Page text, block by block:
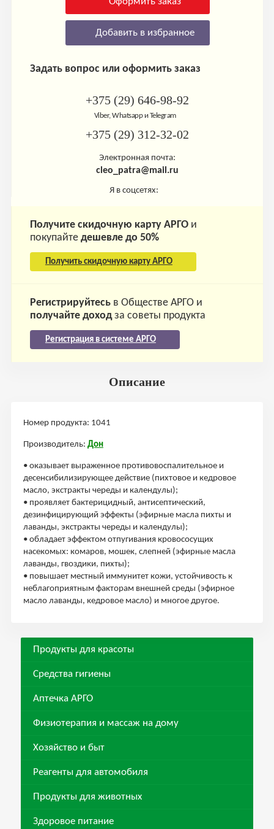
Добавить в избранное
Задать вопрос или оформить заказ
+375 (29) 646-98-92
Viber, Whatsapp и Telegram
+375 (29) 312-32-02
Электронная почта:
cleo_patra@mail.ru
Я в соцсетях:
Получите скидочную карту АРГОи
покупайте дешевле до 50%
Получить скидочную карту АРГО
Регистрируйтесьв Обществе АРГО и
получайте доходза советы продукта
Регистрация в системе АРГО
Описание
Номер продукта: 1041
Производитель: Дон
• оказывает выраженное противовоспалительное и
десенсибилизирующее действие (пихтовое и кедровое
масло, экстракты череды и календулы);
• проявляет бактерицидный, антисептический,
дезинфицирующий эффекты (эфирные масла пихты и
лаванды, экстракты череды и календулы);
• обладает эффектом отпугивания кровососущих
насекомых: комаров, мошек, слепней (эфирные масла
лаванды, гвоздики, пихты);
• повышает местный иммунитет кожи, устойчивость к
неблагоприятным факторам внешней среды (эфирное
масло лаванды, кедровое масло) и многое другое.
Продукты для красоты
Средства гигиены
Аптечка АРГО
Физиотерапия и массаж на дому
Хозяйство и быт
Реагенты для автомобиля
Продукты для животных
Здоровое питание